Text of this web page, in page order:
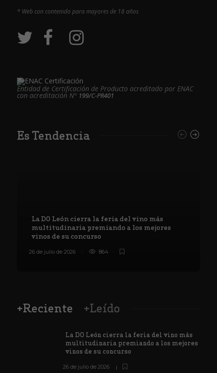
* Web con contenido para mayores de 18 años
Entidad de Certificación de Producto acreditado por ENAC
con acreditación Nº 199/C-PR401
Es Tendencia
La DO León cierra la feria del vino más
multitudinaria premiando a los mejores
vinos de su concurso
26 de julio de 2026 864
+Reciente +Leído
La DO León cierra la feria del vino más
multitudinaria premiando a los mejores
vinos de su concurso
26 de julio de 2026